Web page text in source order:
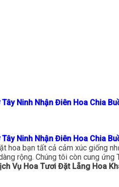
Ninh Nhận Điên Hoa Chia
Ninh Nhận Điên Hoa Chia
hoa bạn tất cả cảm xúc giống
rộng. Chúng tôi còn cung
Vụ Hoa Tươi Đặt Lẵng Hoa